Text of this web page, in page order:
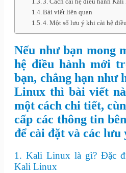
Bài viết liên quan
4. Một số lưu ý khi cài hệ
Nếu như bạn mong
hệ điều hành mới
bạn, chẳng hạn như
Linux thì bài viết
một cách chi tiết,
cấp các thông tin
để cài đặt và các lưu
1. Kali Linux là gì? Đặc
Kali Linux